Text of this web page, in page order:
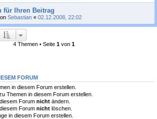
für Ihren Beitrag
Sebastian « 02.12.2008, 22:02
4 Themen • Seite 1 von 1
FORUM
in diesem Forum erstellen.
Themen in diesem Forum erstellen.
Forum nicht ändern.
Forum nicht löschen.
in diesem Forum erstellen.